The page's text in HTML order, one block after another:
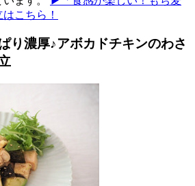
こちら！
り濃厚♪アボカドチキンのわさ